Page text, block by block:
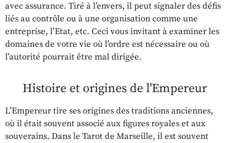
avec assurance. Tiré à l’envers, il peut signaler des défis
liés au contrôle ou à une organisation comme une
entreprise, l’Etat, etc. Ceci vous invitant à examiner les
domaines de votre vie où l’ordre est nécessaire ou où
l’autorité pourrait être mal dirigée.
Histoire et origines de l'Empereur
L’Empereur tire ses origines des traditions anciennes,
où il était souvent associé aux figures royales et aux
souverains. Dans le Tarot de Marseille, il est souvent